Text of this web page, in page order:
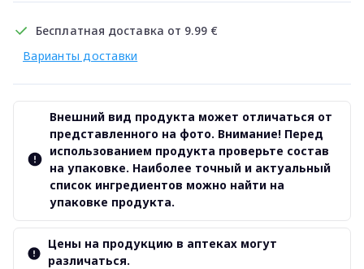
Бесплатная доставка от 9.99 €
Варианты доставки
Внешний вид продукта может отличаться от
представленного на фото. Внимание! Перед
использованием продукта проверьте состав
на упаковке. Наиболее точный и актуальный
список ингредиентов можно найти на
упаковке продукта.
Цены на продукцию в аптеках могут
различаться.